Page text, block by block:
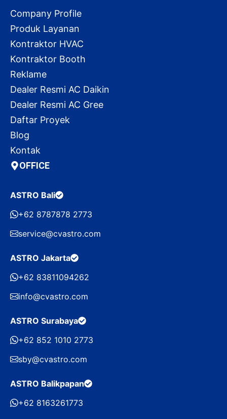
Company Profile
Produk Layanan
Kontraktor HVAC
Kontraktor Booth
Reklame
Dealer Resmi AC Daikin
Dealer Resmi AC Gree
Daftar Proyek
Blog
Kontak
OFFICE
ASTRO Bali
+62 8787878 2773
service@cvastro.com
ASTRO Jakarta
+62 83811094262
info@cvastro.com
ASTRO Surabaya
+62 852 1010 2773
sby@cvastro.com
ASTRO Balikpapan
+62 8163261773